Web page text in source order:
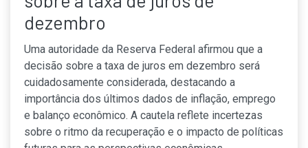
dezembro
Uma autoridade da Reserva Federal afirmou que a
decisão sobre a taxa de juros em dezembro será
cuidadosamente considerada, destacando a
importância dos últimos dados de inflação, emprego
e balanço econômico. A cautela reflete incertezas
sobre o ritmo da recuperação e o impacto de políticas